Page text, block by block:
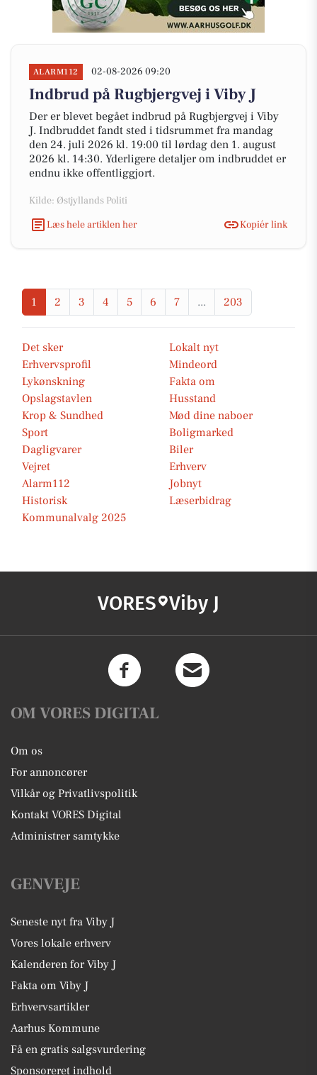
ALARM112 02-08-2026 09:20
Indbrud på Rugbjergvej i Viby J
Der er blevet begået indbrud på Rugbjergvej i Viby
J. Indbruddet fandt sted i tidsrummet fra mandag
den 24. juli 2026 kl. 19:00 til lørdag den 1. august
2026 kl. 14:30. Yderligere detaljer om indbruddet er
endnu ikke offentliggjort.
Kilde: Østjyllands Politi
Læs hele artiklen her
Kopiér link
1 2 3 4 5 6 7 ... 203
Det sker
Lokalt nyt
Erhvervsprofil
Mindeord
Lykønskning
Fakta om
Opslagstavlen
Husstand
Krop & Sundhed
Mød dine naboer
Sport
Boligmarked
Dagligvarer
Biler
Vejret
Erhverv
Alarm112
Jobnyt
Historisk
Læserbidrag
Kommunalvalg 2025
VORES Viby J
OM VORES DIGITAL
Om os
For annoncører
Vilkår og Privatlivspolitik
Kontakt VORES Digital
Administrer samtykke
GENVEJE
Seneste nyt fra Viby J
Vores lokale erhverv
Kalenderen for Viby J
Fakta om Viby J
Erhvervsartikler
Aarhus Kommune
Få en gratis salgsvurdering
Sponsoreret indhold